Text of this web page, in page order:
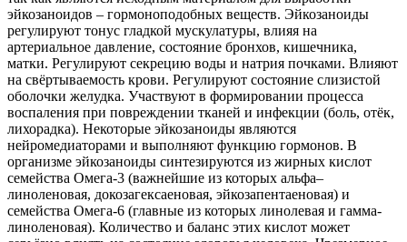
эйкозаноидов – гормоноподобных веществ. Эйкозаноиды
регулируют тонус гладкой мускулатуры, влияя на
артериальное давление, состояние бронхов, кишечника,
матки. Регулируют секрецию воды и натрия почками. Влияют
на свёртываемость крови. Регулируют состояние слизистой
оболочки желудка. Участвуют в формировании процесса
воспаления при повреждении тканей и инфекции (боль, отёк,
лихорадка). Некоторые эйкозаноиды являются
нейромедиаторами и выполняют функцию гормонов. В
организме эйкозаноиды синтезируются из жирных кислот
семейства Омега-3 (важнейшие из которых альфа–
линоленовая, докозагексаеновая, эйкозапентаеновая) и
семейства Омега-6 (главные из которых линолевая и гамма-
линоленовая). Количество и баланс этих кислот может